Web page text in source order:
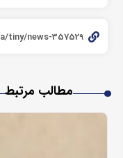
مطالب مرتبط